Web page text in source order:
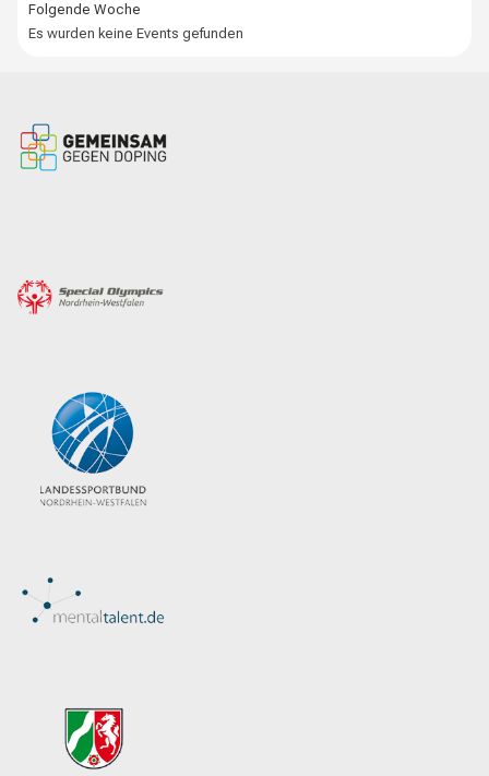
Folgende Woche
Es wurden keine Events gefunden